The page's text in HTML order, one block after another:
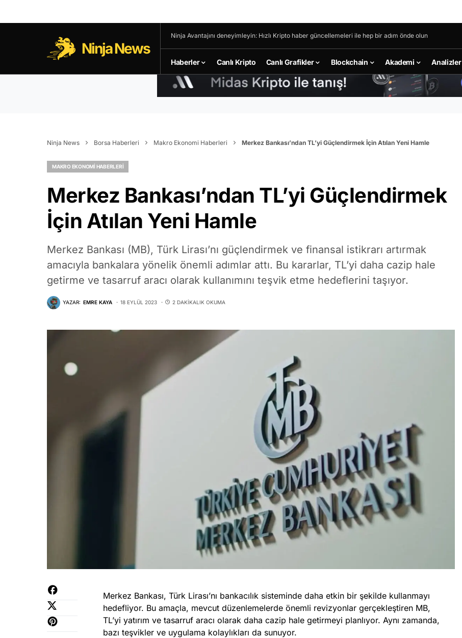
Ninja News
Ninja Avantajını deneyimleyin: Hızlı Kripto haber güncellemeleri ile hep bir adım önde olun
Haberler Canlı Kripto Canlı Grafikler Blockchain Akademi Analizler
Ninja News Borsa Haberleri Makro Ekonomi Haberleri Merkez Bankası’ndan TL’yi Güçlendirmek İçin Atılan Yeni Hamle
MAKRO EKONOMI HABERLERI
Merkez Bankası’ndan TL’yi Güçlendirmek
İçin Atılan Yeni Hamle
Merkez Bankası (MB), Türk Lirası’nı güçlendirmek ve finansal istikrarı artırmak
amacıyla bankalara yönelik önemli adımlar attı. Bu kararlar, TL’yi daha cazip hale
getirme ve tasarruf aracı olarak kullanımını teşvik etme hedeflerini taşıyor.
YAZAR: EMRE KAYA 18 EYLÜL 2023 2 DAKIKALIK OKUMA
Merkez Bankası, Türk Lirası’nı bankacılık sisteminde daha etkin bir şekilde kullanmayı
hedefliyor. Bu amaçla, mevcut düzenlemelerde önemli revizyonlar gerçekleştiren MB,
TL’yi yatırım ve tasarruf aracı olarak daha cazip hale getirmeyi planlıyor. Aynı zamanda,
bazı teşvikler ve uygulama kolaylıkları da sunuyor.